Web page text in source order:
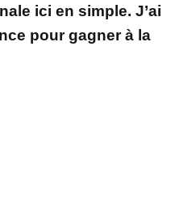
ici en simple. J’ai
pour gagner à la